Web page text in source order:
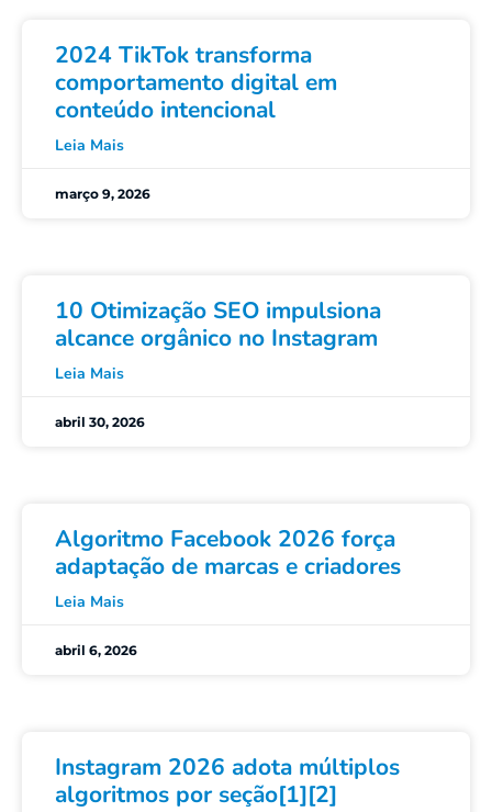
2024 TikTok transforma
comportamento digital em
conteúdo intencional
Leia Mais
março 9, 2026
10 Otimização SEO impulsiona
alcance orgânico no Instagram
Leia Mais
abril 30, 2026
Algoritmo Facebook 2026 força
adaptação de marcas e criadores
Leia Mais
abril 6, 2026
Instagram 2026 adota múltiplos
algoritmos por seção[1][2]